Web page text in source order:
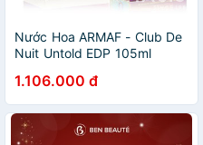
Nước Hoa ARMAF - Club De
Nuit Untold EDP 105ml
1.106.000 đ